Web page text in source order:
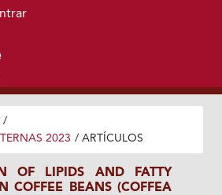
principal
/
2023 / ARTÍCULOS
OF LIPIDS AND FATTY
COFFEE BEANS (COFFEA